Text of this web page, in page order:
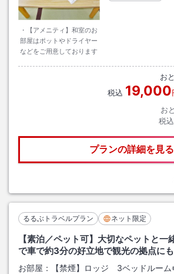
・【アメニティ】和室のお
部屋はポットやドライヤー
などをご用意しております
お
税込 19,000
お
税込
プランの詳細を見る
るるぶトラベルプラン ネット限定
【素泊／ペット可】大切なペットと一
で車で約3分の好立地で観光の拠点にも
お部屋：
【禁煙】ロッジ 3ベッドルー